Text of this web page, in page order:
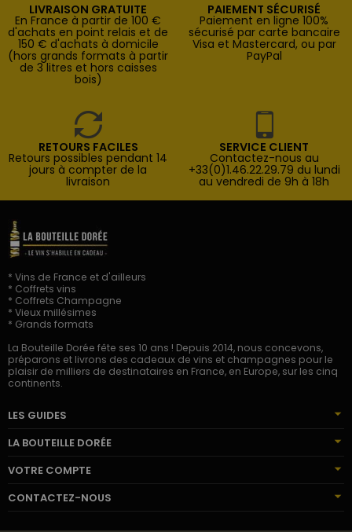
LIVRAISON GRATUITE
En France à partir de 100 €
d'achats en point relais et de
150 € d'achats à domicile
(hors grands formats à partir
de 3 litres et hors caisses
bois)
PAIEMENT SÉCURISÉ
Paiement en ligne 100%
sécurisé par carte bancaire
Visa et Mastercard, ou par
PayPal
RETOURS FACILES
Retours possibles pendant 14
jours à compter de la
livraison
SERVICE CLIENT
Contactez-nous au
+33(0)1.46.22.29.79 du lundi
au vendredi de 9h à 18h
* Vins de France et d'ailleurs
* Coffrets vins
* Coffrets Champagne
* Vieux millésimes
* Grands formats
La Bouteille Dorée fête ses 10 ans ! Depuis 2014, nous concevons,
préparons et livrons des cadeaux de vins et champagnes pour le
plaisir de milliers de destinataires en France, en Europe, sur les cinq
continents.
LES GUIDES
LA BOUTEILLE DORÉE
VOTRE COMPTE
CONTACTEZ-NOUS